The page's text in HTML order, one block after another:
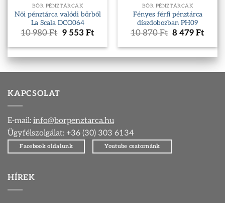
BŐR PÉNZTÁRCÁK
Női pénztárca valódi bőrből
La Scala DCO064
10 980Ft Original
was:
10
980 Ft.
9 553 FtCurrent
is:
9
553 Ft.
BŐR PÉNZTÁRCÁK
Fényes férfi pénztárca
díszdobozban PH09
10 870Ft Original
was:
10
870 Ft.
8 479Ft
is:
8
479
KAPCSOLAT
E-mail: info@borpenztarca.hu
Ügyfélszolgálat: +36 (30) 303 6134
Facebook oldalunk Youtube csatornánk
HÍREK